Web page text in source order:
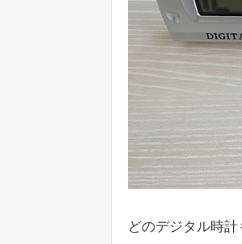
どのデジタル時